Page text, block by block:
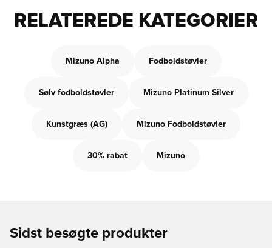
RELATEREDE KATEGORIER
Mizuno Alpha Fodboldstøvler
Sølv fodboldstøvler Mizuno Platinum Silver
Kunstgræs (AG) Mizuno Fodboldstøvler
30% rabat Mizuno
Sidst besøgte produkter